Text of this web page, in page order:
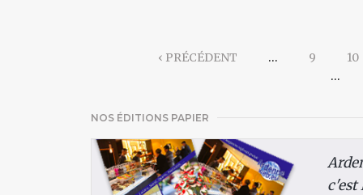
‹ PRÉCÉDENT … 9
10
…
NOS ÉDITIONS PAPIER
c'est